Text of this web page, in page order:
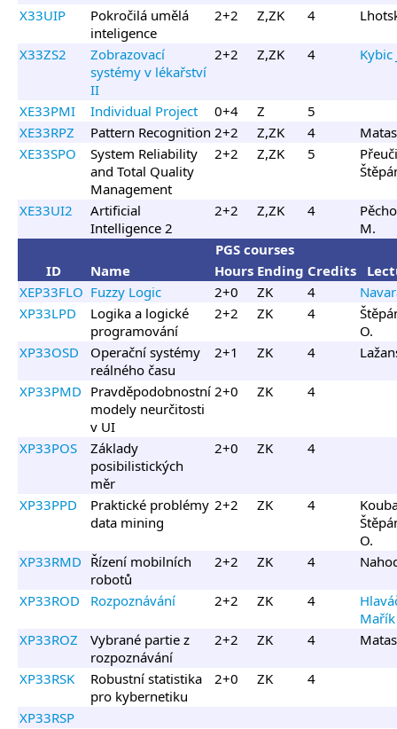
X33UIP
Pokročilá umělá
inteligence
2+2 Z,ZK 4
X33ZS2
Zobrazovací
systémy v lékařství
II
2+2 Z,ZK 4 Kybic
XE33PMI Individual Project 0+4 Z
5
XE33RPZ
Pattern Recognition 2+2 Z,ZK 4
XE33SPO
System Reliability
and Total Quality
Management
2+2 Z,ZK 5
XE33UI2
Artificial
Intelligence 2
2+2 Z,ZK 4
M.
PGS courses
ID
Name Hours Ending Credits
XEP33FLO Fuzzy Logic 2+0 ZK 4
XP33LPD
Logika a logické
programování
2+2 ZK 4
O.
XP33OSD
Operační systémy
reálného času
2+1 ZK 4
XP33PMD Pravděpodobnostní
modely neurčitosti
v UI
2+0 ZK 4
XP33POS
Základy
posibilistických
měr
2+0 ZK 4
XP33PPD
Praktické problémy
data mining
2+2 ZK 4
O.
XP33RMD Řízení mobilních
robotů
2+2 ZK 4
XP33ROD Rozpoznávání 2+2 ZK 4
Mařík
XP33ROZ
Vybrané partie z
rozpoznávání
2+2 ZK 4
XP33RSK
Robustní statistika
pro kybernetiku
2+0 ZK 4
XP33RSP